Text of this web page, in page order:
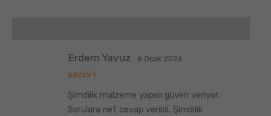
üzerinden
5
oy aldı
Erdem Yavuz 6 Ocak 2026
Şimdilik malzeme yapısı güven veriyor.
Sorulara net cevap verildi. Şimdilik